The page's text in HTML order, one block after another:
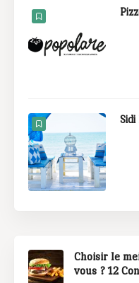
Sidi
Choisir le
vous ? 12